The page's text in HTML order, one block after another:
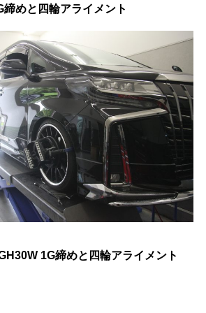
締めと四輪アライメント
1G締めと四輪アライメント